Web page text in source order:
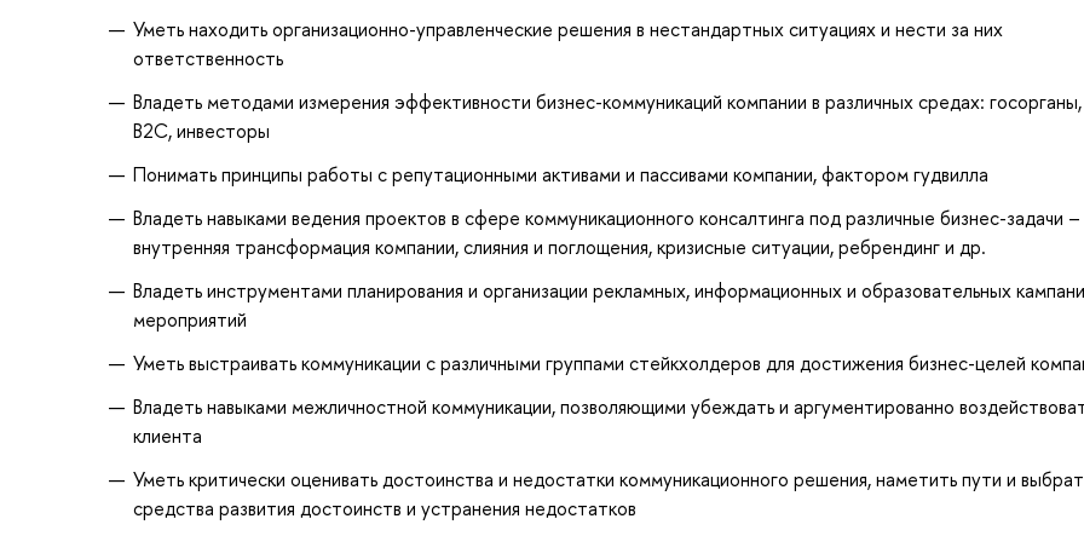
Уметь находить организационно-управленческие решения в нестандартных ситуациях и нести за них
ответственность
Владеть методами измерения эффективности бизнес-коммуникаций компании в различных средах:
В2С, инвесторы
Понимать принципы работы с репутационными активами и пассивами компании, фактором гудвилла
Владеть навыками ведения проектов в сфере коммуникационного консалтинга под различные бизнес-задачи –
внутренняя трансформация компании, слияния и поглощения, кризисные ситуации, ребрендинг и др.
Владеть инструментами планирования и организации рекламных, информационных и образовательных
мероприятий
Уметь выстраивать коммуникации с различными группами стейкхолдеров для достижения бизнес-целей
Владеть навыками межличностной коммуникации, позволяющими убеждать и аргументированно
клиента
Уметь критически оценивать достоинства и недостатки коммуникационного решения, наметить пути и
средства развития достоинств и устранения недостатков